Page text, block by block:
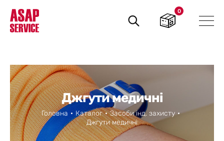
Пошук
товарів
0
Джгути медичні
Головна Каталог
Засоби інд. захисту
Джгути медичні